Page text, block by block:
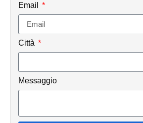
Email
Città
Messaggio